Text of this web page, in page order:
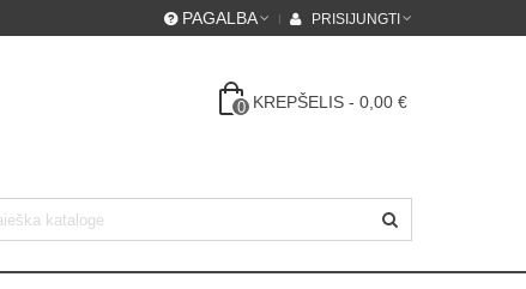
PAGALBA PRISIJUNGTI
0 KREPŠELIS - 0,00 €